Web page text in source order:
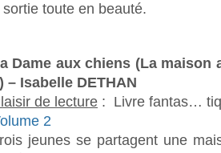
sortie toute en beauté.
Dame aux chiens (La maison
– Isabelle DETHAN
de lecture : Livre fantas…
2
jeunes se partagent une